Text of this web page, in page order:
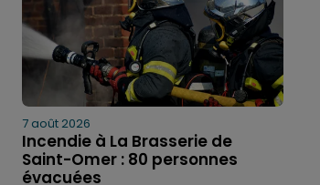
7 août 2026
Incendie à La Brasserie de
Saint-Omer : 80 personnes
évacuées